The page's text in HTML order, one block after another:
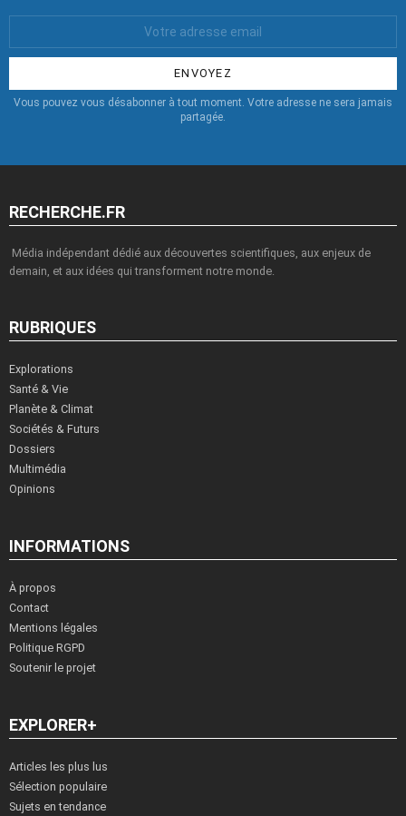
:
Vous pouvez vous désabonner à tout moment. Votre adresse ne sera jamais
partagée.
RECHERCHE.FR
Média indépendant dédié aux découvertes scientifiques, aux enjeux de
demain, et aux idées qui transforment notre monde.
RUBRIQUES
Explorations
Santé & Vie
Planète & Climat
Sociétés & Futurs
Dossiers
Multimédia
Opinions
INFORMATIONS
À propos
Contact
Mentions légales
Politique RGPD
Soutenir le projet
EXPLORER+
Articles les plus lus
Sélection populaire
Sujets en tendance